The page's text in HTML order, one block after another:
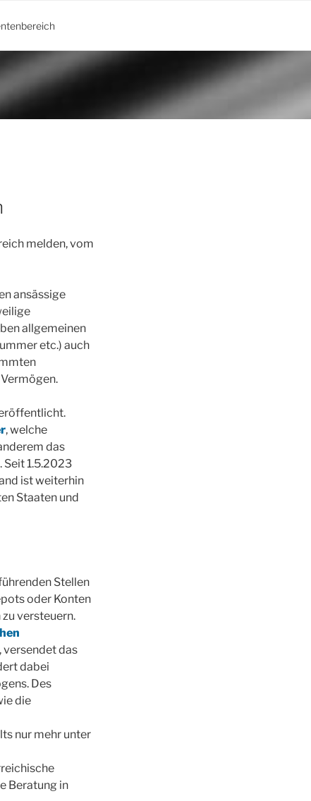
melden, vom
ansässige
allgemeinen
etc.) auch
, welche
das
Seit 1.5.2023
ist weiterhin
Staaten und
Stellen
oder Konten
versteuern.
, versendet das
dabei
Des
die
nur mehr unter
Beratung in